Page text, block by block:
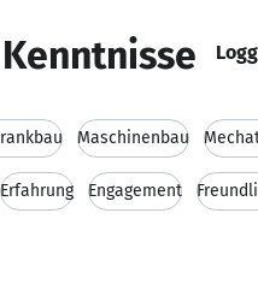
Maschinenbau
Erfahrung Engagement